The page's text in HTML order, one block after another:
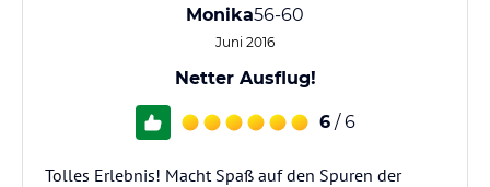
Monika56-60
Juni 2016
Netter Ausflug!
6 / 6
Tolles Erlebnis! Macht Spaß auf den Spuren der